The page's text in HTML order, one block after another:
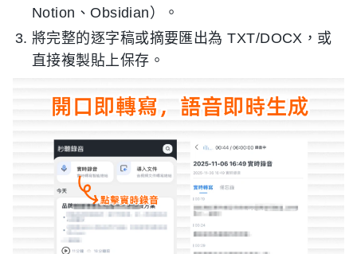
Notion、Obsidian）。
將完整的逐字稿或摘要匯出為 TXT/DOCX，或
直接複製貼上保存。